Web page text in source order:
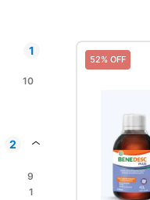
1
10
2
9
1
52% OFF